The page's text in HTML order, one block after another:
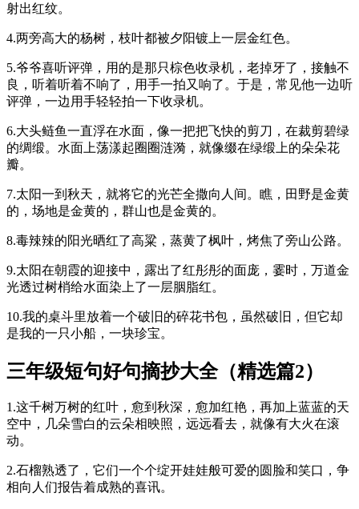
射出红纹。
4.两旁高大的杨树，枝叶都被夕阳镀上一层金红色。
5.爷爷喜听评弹，用的是那只棕色收录机，老掉牙了，接触不
良，听着听着不响了，用手一拍又响了。于是，常见他一边听
评弹，一边用手轻轻拍一下收录机。
6.大头鲢鱼一直浮在水面，像一把把飞快的剪刀，在裁剪碧绿
的绸缎。水面上荡漾起圈圈涟漪，就像缀在绿缎上的朵朵花
瓣。
7.太阳一到秋天，就将它的光芒全撒向人间。瞧，田野是金黄
的，场地是金黄的，群山也是金黄的。
8.毒辣辣的阳光晒红了高粱，蒸黄了枫叶，烤焦了旁山公路。
9.太阳在朝霞的迎接中，露出了红彤彤的面庞，霎时，万道金
光透过树梢给水面染上了一层胭脂红。
10.我的桌斗里放着一个破旧的碎花书包，虽然破旧，但它却
是我的一只小船，一块珍宝。
三年级短句好句摘抄大全（精选篇2）
1.这千树万树的红叶，愈到秋深，愈加红艳，再加上蓝蓝的天
空中，几朵雪白的云朵相映照，远远看去，就像有大火在滚
动。
2.石榴熟透了，它们一个个绽开娃娃般可爱的圆脸和笑口，争
相向人们报告着成熟的喜讯。